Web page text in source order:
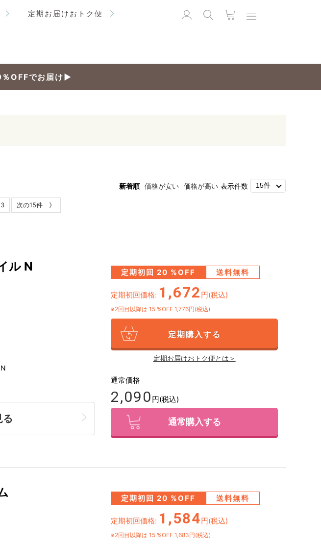
定期お届けおトク便
OFFでお届け▶
新着順 価格が安い 価格が高い 表示件数
3 次の15件 》
ル N
る
定期初回 20 %OFF 送料無料
定期初回価格: 1,672 円(税込)
※2回目以降は 15 %OFF 1,776円(税込)
定期購入する
定期お届けおトク便とは＞
通常価格
2,090 円(税込)
通常購入する
定期初回 20 %OFF 送料無料
定期初回価格: 1,584円(税込)
※2回目以降は 15 %OFF 1,683円(税込)